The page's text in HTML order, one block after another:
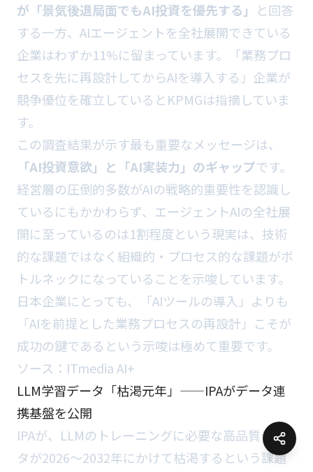
が「景気後退局面でもAI投資を優先する」
と回答
する一方、AIエージェントを全社展開できている
企業はわずか11%に留まっています。「業務プロ
セスを先に再設計してからAIを導入する」企業が
競争優位を確立しているとKPMGは指摘していま
す。
この調査結果が示す最も重要なメッセージは、
「AI投資意欲」と「AI実装力」のギャップです。
経営層の圧倒的多数がAIの戦略的重要性を認識し
ているにもかかわらず、エージェントAIの全社展
開に至っているのは1割程度という現実は、技術
的な課題ではなく組織的・プロセス的な課題がボ
トルネックになっていることを示唆しています。
日本企業にとっても、「AIツールの導入」よりも
「AIを前提とした業務プロセスの再設計」こそが
成功の鍵であるという示唆は極めて重要です。
ソース： ITmedia AI+
LLM学習データ「枯渇元年」——IPAがデータ連
携基盤を公開
IPAが、LLMのトレーニングに必要な高品質デー
タが2026〜2032年にかけて枯渇するという課題